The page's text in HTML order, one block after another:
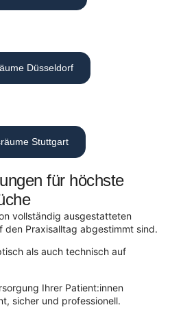
Düsseldorf
Stuttgart
für höchste
vollständig ausgestatteten
den Praxisalltag abgestimmt sind.
als auch technisch auf
Ihrer Patient:innen
sicher und professionell.